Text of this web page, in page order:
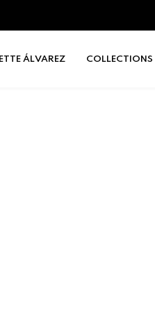
ÁLVAREZ COLLECTIONS